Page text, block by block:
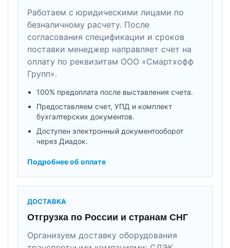
Работаем с юридическими лицами по
безналичному расчету. После
согласования спецификации и сроков
поставки менеджер направляет счет на
оплату по реквизитам ООО «Смартхофф
Групп».
100% предоплата после выставления счета.
Предоставляем счет, УПД и комплект
бухгалтерских документов.
Доступен электронный документооборот
через Диадок.
Подробнее об оплате
ДОСТАВКА
Отгрузка по России и странам СНГ
Организуем доставку оборудования